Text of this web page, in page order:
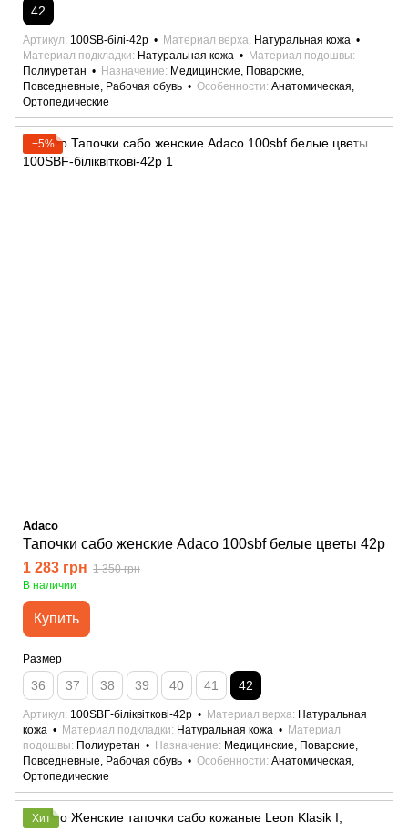
42
Артикул 100SB-білі-42р Материал верха Натуральная кожа
Материал подкладки
Натуральная кожа
Материал подошвы
Полиуретан
Назначение
Медицинские, Поварские,
Повседневные, Рабочая обувь
Особенности Анатомическая,
Ортопедические
−5%
Adaco
Тапочки сабо женские Adaco 100sbf белые цветы 42р
1 283 грн 1 350 грн
В наличии
Купить
Размер
36 37 38 39 40 41 42
Артикул 100SBF-біліквіткові-42р Материал верха Натуральная
кожа
Материал подкладки Натуральная кожа
Материал
подошвы
Полиуретан Назначение
Медицинские, Поварские,
Повседневные, Рабочая обувь
Особенности Анатомическая,
Ортопедические
Хит